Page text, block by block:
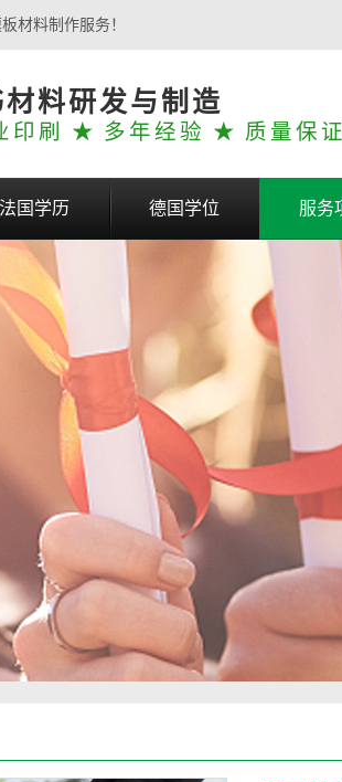
材料制作服务！
料研发与制造
印刷 ★ 多年经验 ★ 质量保证
法国学历 德国学位 服务